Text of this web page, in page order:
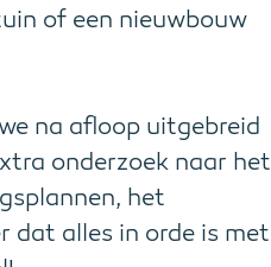
of een nieuwbouw
na afloop uitgebreid
onderzoek naar het
het
dat alles in orde is met